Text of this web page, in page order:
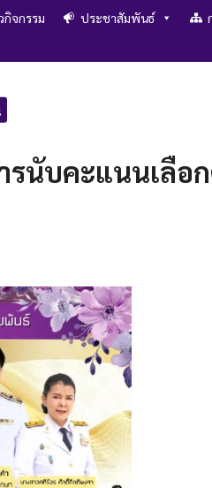
กิจกรรม ประชาสัมพันธ์
นับคะแนนเลือ